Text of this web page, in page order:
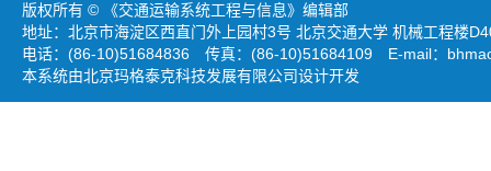
版权所有 © 《交通运输系统工程与信息》编辑部
地址：北京市海淀区西直门外上园村3号 北京交通大学 机械工程楼
电话：(86-10)51684836 传真：(86-10)51684109 E-mail：
本系统由北京玛格泰克科技发展有限公司设计开发